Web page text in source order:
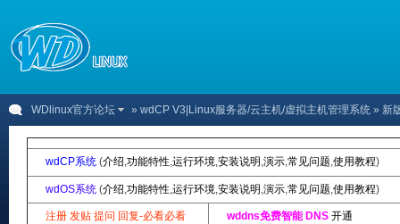
WDlinux官方论坛 » wdCP V3|Linux服务器/云主机/虚拟主机管理系统 » 新
wdCP系统 (介绍,功能特性,运行环境,安装说明 ,演示,常见问题,使用教程)
wdOS系统 (介绍,功能特性,运行环境,安装说明 ,演示,常见问题,使用教程)
注册 发贴 提问 回复-必看必看 wddns免费智能 DNS 开通